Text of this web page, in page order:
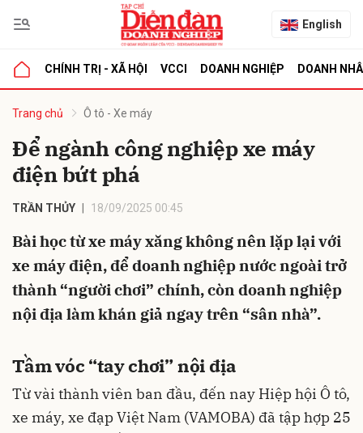
English
CHÍNH TRỊ - XÃ HỘI VCCI DOANH NGHIỆP DOANH
Trang chủ Ô tô - Xe máy
Để ngành công nghiệp xe máy
điện bứt phá
TRẦN THỦY 18/09/2025 00:45
Bài học từ xe máy xăng không nên lặp lại với
xe máy điện, để doanh nghiệp nước ngoài trở
thành “người chơi” chính, còn doanh nghiệp
nội địa làm khán giả ngay trên “sân nhà”.
Tầm vóc “tay chơi” nội địa
Từ vài thành viên ban đầu, đến nay Hiệp hội Ô tô,
xe máy, xe đạp Việt Nam (VAMOBA) đã tập hợp 25
luận
Hủy